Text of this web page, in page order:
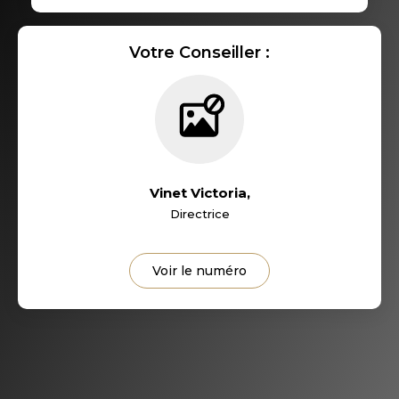
RÉSULTATS DES LYCÉES
RESTAURANTS ET CAFÉS
MÉDECINS
Votre Conseiller :
Vinet Victoria,
Directrice
Voir le numéro